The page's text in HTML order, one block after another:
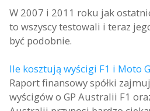
W 2007 i 2011 roku jak
to wszyscy testowali i teraz
być podobnie.
Ile kosztują wyścigi F1 i Moto
Raport finansowy spółki
wyścigów o GP Australii F1